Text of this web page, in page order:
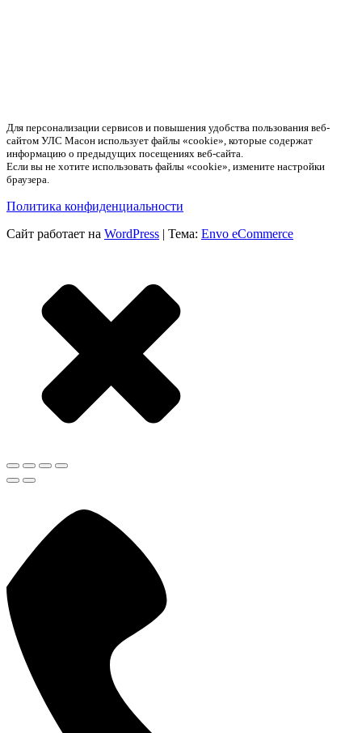
Для персонализации сервисов и повышения удобства пользования веб-
сайтом УЛС Масон использует файлы «cookie», которые содержат
информацию о предыдущих посещениях веб-сайта.
Если вы не хотите использовать файлы «cookie», измените настройки
браузера.
Политика конфиденциальности
Сайт работает на WordPress | Тема: Envo eCommerce